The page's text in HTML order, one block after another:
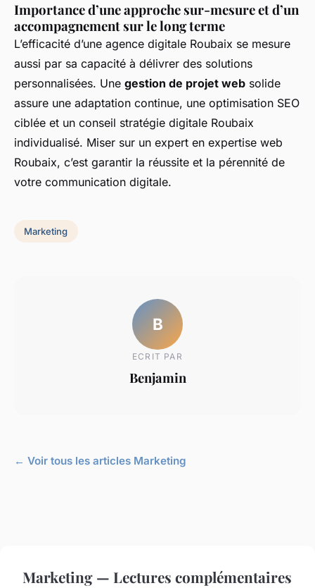
Importance d’une approche sur-mesure et d’un
accompagnement sur le long terme
L’efficacité d’une agence digitale Roubaix se mesure
aussi par sa capacité à délivrer des solutions
personnalisées. Une gestion de projet web solide
assure une adaptation continue, une optimisation SEO
ciblée et un conseil stratégie digitale Roubaix
individualisé. Miser sur un expert en expertise web
Roubaix, c’est garantir la réussite et la pérennité de
votre communication digitale.
Marketing
B
ECRIT PAR
Benjamin
← Voir tous les articles Marketing
Marketing — Lectures complémentaires